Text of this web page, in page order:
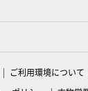
ご利用環境について